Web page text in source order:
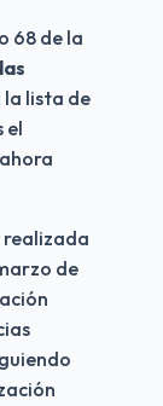
la lista de
realizada
de